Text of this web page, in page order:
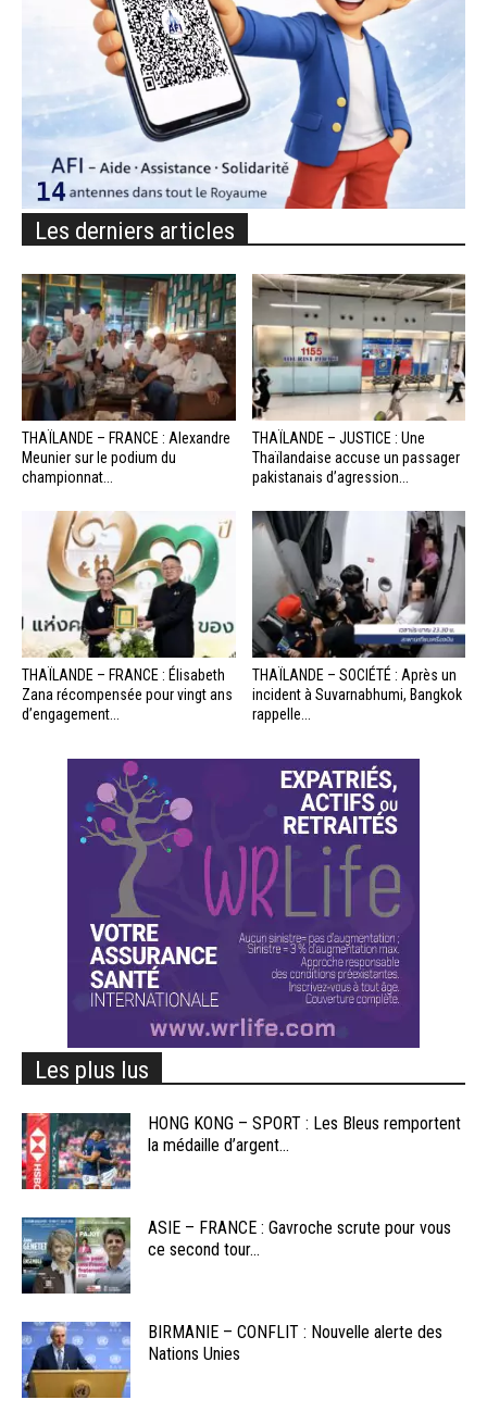
Les derniers articles
THAÏLANDE – FRANCE : Alexandre
Meunier sur le podium du
championnat...
THAÏLANDE – JUSTICE : Une
Thaïlandaise accuse un passager
pakistanais d’agression...
THAÏLANDE – FRANCE : Élisabeth
Zana récompensée pour vingt ans
d’engagement...
THAÏLANDE – SOCIÉTÉ : Après un
incident à Suvarnabhumi, Bangkok
rappelle...
Les plus lus
HONG KONG – SPORT : Les Bleus remportent
la médaille d’argent...
ASIE – FRANCE : Gavroche scrute pour vous
ce second tour...
BIRMANIE – CONFLIT : Nouvelle alerte des
Nations Unies